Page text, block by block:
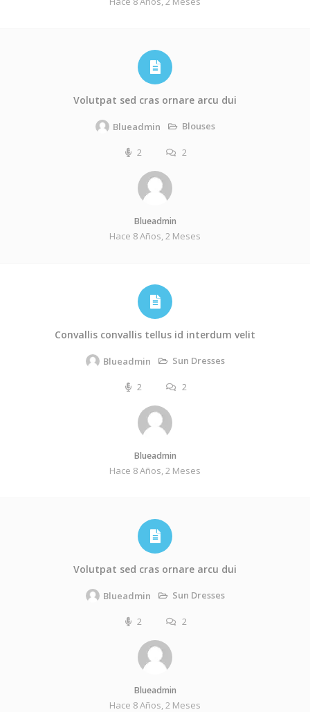
Volutpat sed cras ornare arcu dui
Blueadmin Blouses
2 2
Blueadmin
Hace 8 Años, 2 Meses
Convallis convallis tellus id interdum velit
Blueadmin Sun Dresses
2 2
Blueadmin
Hace 8 Años, 2 Meses
Volutpat sed cras ornare arcu dui
Blueadmin Sun Dresses
2 2
Blueadmin
Hace 8 Años, 2 Meses